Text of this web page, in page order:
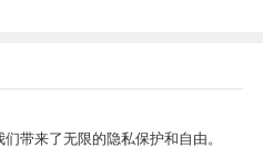
带来了无限的隐私保护和自由。